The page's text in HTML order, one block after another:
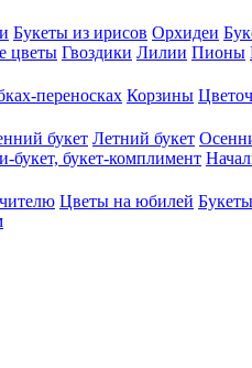
Букеты из ирисов Орхидеи
цветы Гвоздики Лилии Пионы
переносках Корзины
букет Летний букет
букет, букет-комплимент
Цветы на юбилей